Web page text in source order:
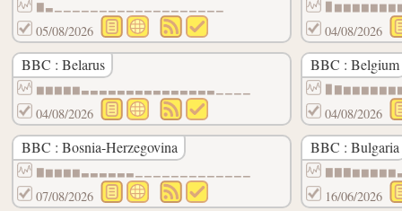
▇▃▁▁▁▁▁▁▁▁▁▁▁▁▁▁▁▁▁▁▁
05/08/2026 04/08/2026
BBC : Belarus
▆▆▆▆▆▃▃▃▃▃▃▃▃▃▃▃▃▃▃▃▁▁▁▁
04/08/2026
BBC : Belgium
04/08/2026
BBC : Bosnia-Herzegovina
▇▆▆▆▆▃▃▃▃▃▃▁▁▁▁▁▁▁▁▁▁▁▁▁
07/08/2026
BBC : Bulgaria
16/06/2026